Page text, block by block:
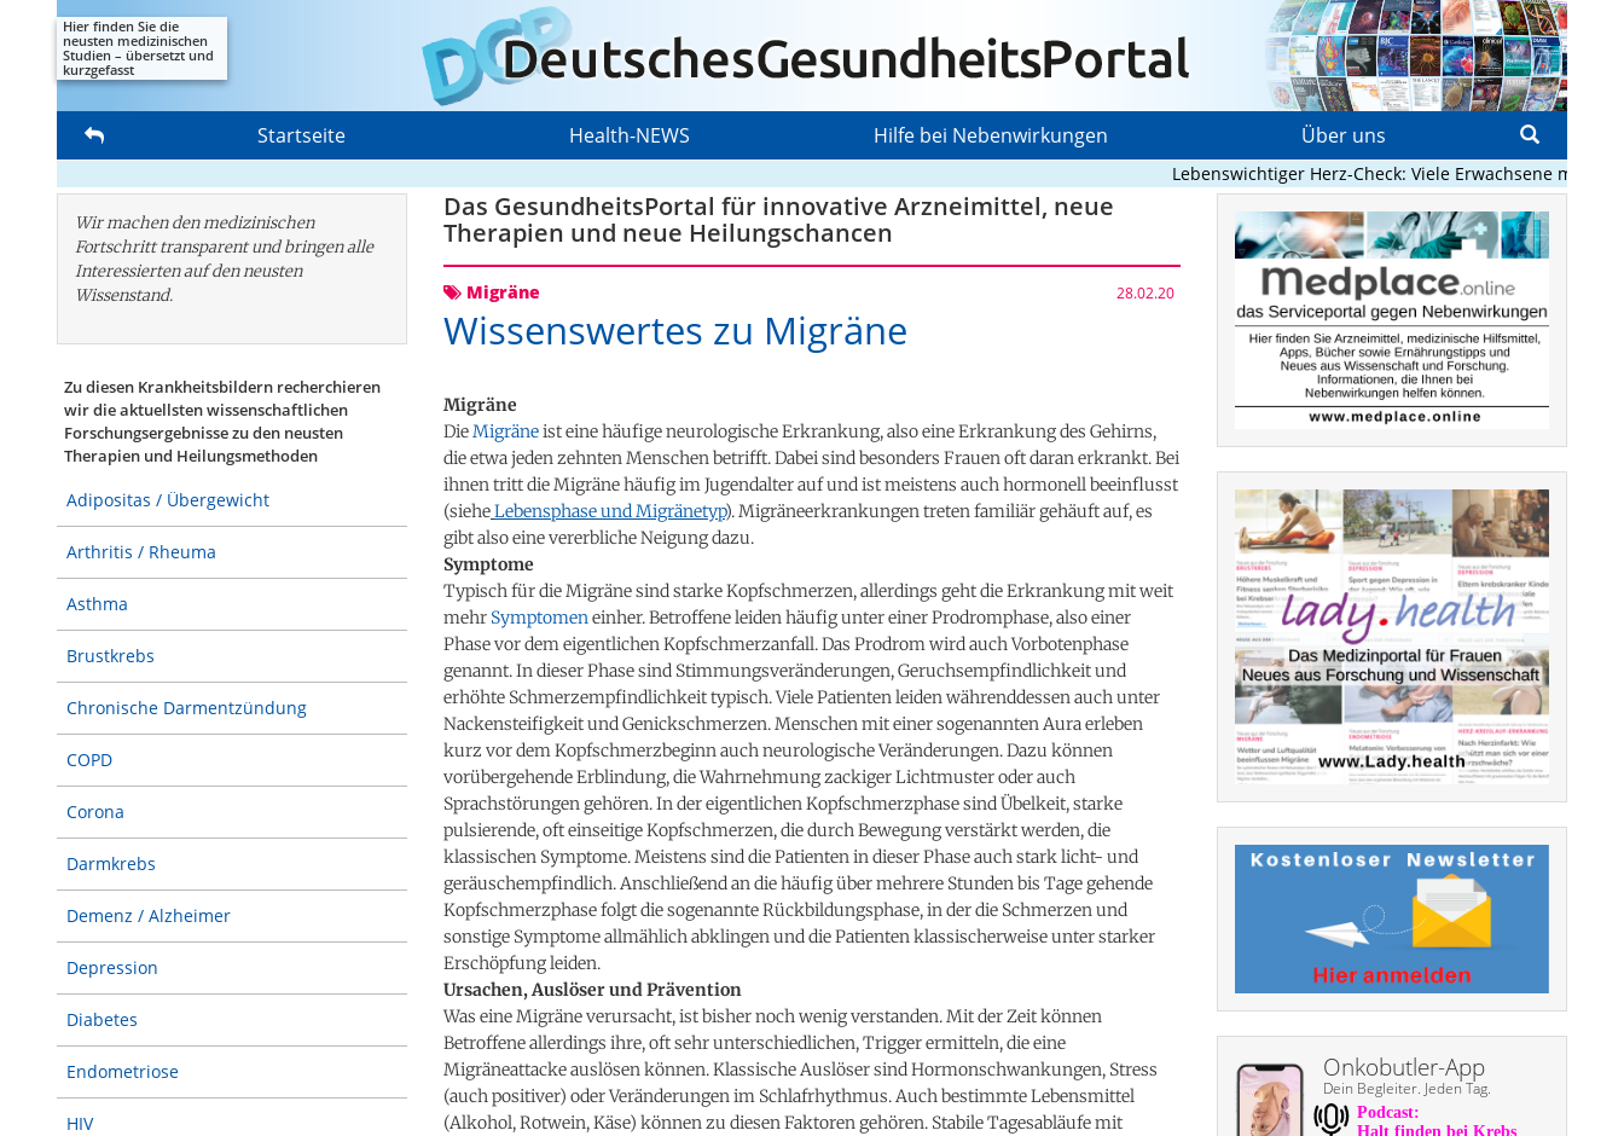
Hier finden Sie die
neusten medizinischen
Studien – übersetzt und
kurzgefasst
Startseite Health-NEWS Hilfe bei Nebenwirkungen Über uns
Lebenswichtiger Herz-Check: Viele Erwachsene mit
Wir machen den medizinischen
Fortschritt transparent und bringen alle
Interessierten auf den neusten
Wissenstand.
Zu diesen Krankheitsbildern recherchieren
wir die aktuellsten wissenschaftlichen
Forschungs­ergebnisse zu den neusten
Therapien und Heilungsmethoden
Adipositas / Übergewicht
Arthritis / Rheuma
Asthma
Brustkrebs
Chronische Darmentzündung
COPD
Corona
Darmkrebs
Demenz / Alzheimer
Depression
Diabetes
Endometriose
HIV
Das GesundheitsPortal für innovative Arzneimittel, neue
Therapien und neue Heilungschancen
28.02.20
Migräne
Wissenswertes zu Migräne
Migräne
DieMigräneist eine häufige neurologische Erkrankung, also eine Erkrankung des Gehirns,
die etwa jeden zehnten Menschen betrifft. Dabei sind besonders Frauen oft daran erkrankt. Bei
ihnen tritt die Migräne häufig im Jugendalter auf und ist meistens auch hormonell beeinflusst
(sieheLebensphase und Migränetyp). Migräneerkrankungen treten familiär gehäuft auf, es
gibt also eine vererbliche Neigung dazu.
Symptome
Typisch für die Migräne sind starke Kopfschmerzen, allerdings geht die Erkrankung mit weit
mehr Symptomeneinher. Betroffene leiden häufig unter einer Prodromphase, also einer
Phase vor dem eigentlichen Kopfschmerzanfall. Das Prodrom wird auch Vorbotenphase
genannt. In dieser Phase sind Stimmungsveränderungen, Geruchsempfindlichkeit und
erhöhte Schmerzempfindlichkeit typisch. Viele Patienten leiden währenddessen auch unter
Nackensteifigkeit und Genickschmerzen. Menschen mit einer sogenannten Aura erleben
kurz vor dem Kopfschmerzbeginn auch neurologische Veränderungen. Dazu können
vorübergehende Erblindung, die Wahrnehmung zackiger Lichtmuster oder auch
Sprachstörungen gehören. In der eigentlichen Kopfschmerzphase sind Übelkeit, starke
pulsierende, oft einseitige Kopfschmerzen, die durch Bewegung verstärkt werden, die
klassischen Symptome. Meistens sind die Patienten in dieser Phase auch stark licht- und
geräuschempfindlich. Anschließend an die häufig über mehrere Stunden bis Tage gehende
Kopfschmerzphase folgt die sogenannte Rückbildungsphase, in der die Schmerzen und
sonstige Symptome allmählich abklingen und die Patienten klassischerweise unter starker
Erschöpfung leiden.
Ursachen, Auslöser und Prävention
Was eine Migräne verursacht, ist bisher noch wenig verstanden. Mit der Zeit können
Betroffene allerdings ihre, oft sehr unterschiedlichen, Trigger ermitteln, die eine
Migräneattacke auslösen können. Klassische Auslöser sind Hormonschwankungen, Stress
(auch positiver) oder Veränderungen im Schlafrhythmus. Auch bestimmte Lebensmittel
(Alkohol, Rotwein, Käse) können zu diesen Faktoren gehören. Stabile Tagesabläufe mit
Onkobutler-App
Dein Begleiter. Jeden Tag.